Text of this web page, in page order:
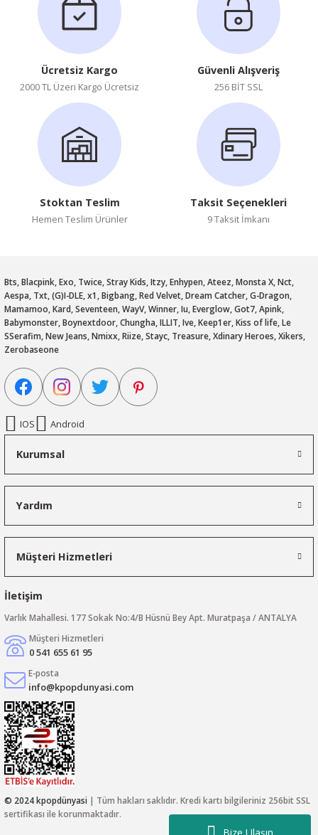
Bize Ulaşın
Ücretsiz Kargo
2000 TL Üzeri Kargo Ücretsiz
Güvenli Alışveriş
256 BİT SSL
Stoktan Teslim
Hemen Teslim Ürünler
Taksit Seçenekleri
9 Taksit İmkanı
Bts, Blacpink, Exo, Twice, Stray Kids, Itzy, Enhypen, Ateez, Monsta X, Nct,
Aespa, Txt, (G)I-DLE, x1, Bigbang, Red Velvet, Dream Catcher, G-Dragon,
Mamamoo, Kard, Seventeen, WayV, Winner, Iu, Everglow, Got7, Apink,
Babymonster, Boynextdoor, Chungha, ILLIT, Ive, Keep1er, Kiss of life, Le
SSerafim, New Jeans, Nmixx, Riize, Stayc, Treasure, Xdinary Heroes, Xikers,
Zerobaseone
IOS Android
Kurumsal
Yardım
Müşteri Hizmetleri
İletişim
Varlık Mahallesi. 177 Sokak No:4/B Hüsnü Bey Apt. Muratpaşa / ANTALYA
Müşteri Hizmetleri
0 541 655 61 95
E-posta
info@kpopdunyasi.com
© 2024 kpopdünyasi | Tüm hakları saklıdır. Kredi kartı bilgileriniz 256bit SSL
sertifikası ile korunmaktadır.